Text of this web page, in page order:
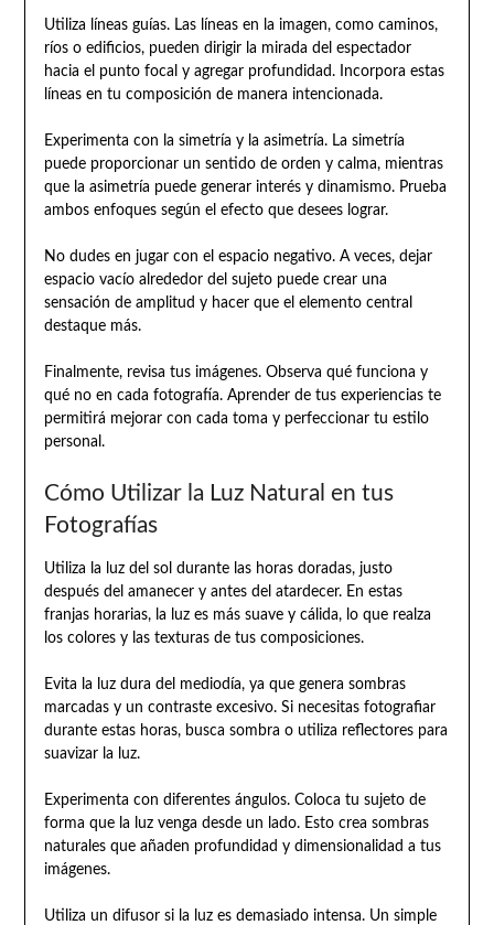
Utiliza líneas guías. Las líneas en la imagen, como caminos,
ríos o edificios, pueden dirigir la mirada del espectador
hacia el punto focal y agregar profundidad. Incorpora estas
líneas en tu composición de manera intencionada.
Experimenta con la simetría y la asimetría. La simetría
puede proporcionar un sentido de orden y calma, mientras
que la asimetría puede generar interés y dinamismo. Prueba
ambos enfoques según el efecto que desees lograr.
No dudes en jugar con el espacio negativo. A veces, dejar
espacio vacío alrededor del sujeto puede crear una
sensación de amplitud y hacer que el elemento central
destaque más.
Finalmente, revisa tus imágenes. Observa qué funciona y
qué no en cada fotografía. Aprender de tus experiencias te
permitirá mejorar con cada toma y perfeccionar tu estilo
personal.
Cómo Utilizar la Luz Natural en tus
Fotografías
Utiliza la luz del sol durante las horas doradas, justo
después del amanecer y antes del atardecer. En estas
franjas horarias, la luz es más suave y cálida, lo que realza
los colores y las texturas de tus composiciones.
Evita la luz dura del mediodía, ya que genera sombras
marcadas y un contraste excesivo. Si necesitas fotografiar
durante estas horas, busca sombra o utiliza reflectores para
suavizar la luz.
Experimenta con diferentes ángulos. Coloca tu sujeto de
forma que la luz venga desde un lado. Esto crea sombras
naturales que añaden profundidad y dimensionalidad a tus
imágenes.
Utiliza un difusor si la luz es demasiado intensa. Un simple